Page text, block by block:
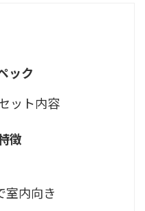
ック
ット内容
徴
室内向き